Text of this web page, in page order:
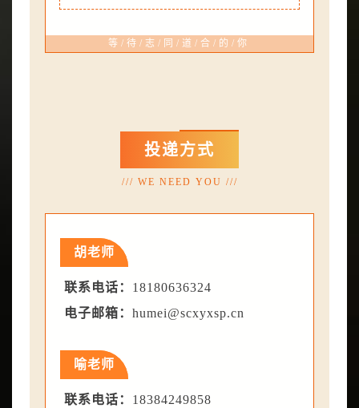
等/待/志/同/道/合/的/你
投递方式
/// WE NEED YOU ///
胡老师
联系电话： 18180636324
电子邮箱：humei@scxyxsp.cn
喻老师
联系电话： 18384249858